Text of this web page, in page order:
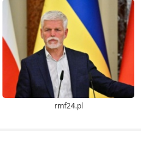
rmf24.pl